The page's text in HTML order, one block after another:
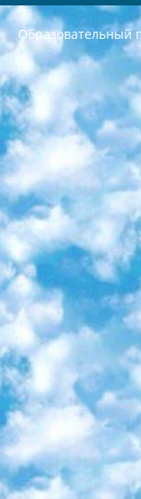
Образовательный
РЕСПУБЛИКА УЗБЕКИСТАН МИНИСТРЕРСТВО ДОШКОЛЬНОГО И ШКОЛЬНОГО ОБРАЗОВАНИЯ КОМАНДА в общеобразовательных учреждениях в 2023-2024 учебном году организация и проведение итоговой государственной аттестации обучающихся о Министра дошкольного и школьного образования Республики Узбекистан от 4 марта 2008 года (постановлением Минюста от 20 марта 2008 года № 1778 государственной регистрации) «Итоговое состояние учащихся общего среднего образования на основании положения об утверждении положения об аттестации общего среднего образования выпускной экзамен студентов в образовательных учреждениях в 2023-2024 учебном году В целях организации и прохождения аттестации приказываю: 1. Следующее: перечень предметов, по которым будет проводиться итоговая государственная аттестация и экзамен формы перевода согласно приложению 1; сертификаты международного образца, оценивающие уровень владения иностранными языками перечень согласно приложению 2; 2. Педагогический при специализированных образовательных учреждениях. научно-практический центр квалификации и международной оценки (Д.Давидова) 2024 г. До 25 марта: задания по предметам, по которым будет проводиться итоговая аттестация разработка и утверждение технических условий; итоговая аттестация на основании разработанного предметного задания разработка вопросов по предметам (устно и письменно), экзамен передача; общеобразовательные средние школы и специальные учебные заведения учащиеся выпускных классов школ и интернатов в агентской системе подготовка базы данных экзаменационных материалов и критериев оценки; перевод базы экзаменационных материалов на все языки обучения подать в Республиканский образовательный центр для изготовления; варианты экзаменов на основе разработанных контрольных материалов пусть будут поставлены задачи формирования. 3. Республиканский образовательный центр (Ш.Худайкулов) до 5 апреля 2024 года. до: база данных предоставленных экзаменационных материалов на все языки обучения перевод и экспертиза; для слепых, слабовидящих, глухих, слабослышащих и умственно отсталых детей учащиеся выпускных классов специализированных школ и школ-интернатов база данных экзаменационных материалов на всех преподаваемых языках подготовка критериев оценки; специализированные школы для умственно отсталых детей и технологии для учащихся выпускных классов школ-интернатов разработка соответствующих рекомендаций и критериев проведения ЕГЭ по естествознанию давать задания. 4. Педагогический при специализированных образовательных учреждениях. Научно-практический центр навыков и международной оценки (Д.Давидова), Республика образовательный центр (Худайкулов Ш.) итоговый государственный аттестационный экзамен ориентирован на творческое и логическое мышление при подготовке базы материалов учитывать введение заданий. 5. Следует отметить, что: сертификат государственного образца о знании общеобразовательного предмета и как минимум национальный уровень B1 по предметам на иностранных языках, указанным в Приложении 2. или международно признанный сертификат эквивалентного уровня студенты, изучающие определенный предмет, освобождаются от экзамена; по соответствующим предметам запланирована итоговая государственная аттестация за день до дня, путем жеребьевки Рабочей группой (в письменной форме по предметам, проводимым в форме) из числа сформированных вариантов выбрано 2 варианта; 2 выбранных варианта экзамена анонсированы на официальном сайте министерства и все выпускники по всей стране на основе этих вариантов проводит итоговую государственную аттестацию. 6. Государственное образование учащихся средних общеобразовательных учреждений. знания в соответствии с квалификационными требованиями, которые необходимо приобрести на основании стандартов итоговый (выпускной) контроль для 9 и 11 классов в целях тестирования Экзамены (далее –